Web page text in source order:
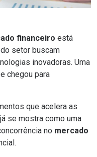
financeiro está
setor buscam
inovadoras. Uma
chegou para
que acelera as
se mostra como uma
no mercado